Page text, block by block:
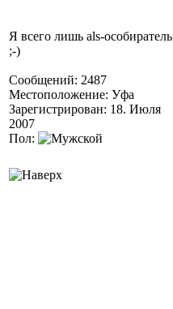
Я всего лишь als-особиратель
;-)
Сообщений: 2487
Местоположение: Уфа
Зарегистрирован: 18. Июля
2007
Пол: